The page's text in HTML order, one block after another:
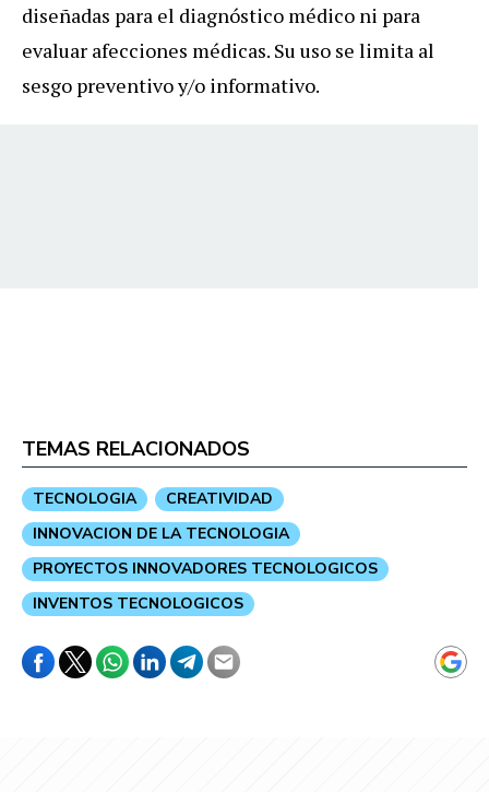
diseñadas para el diagnóstico médico ni para
evaluar afecciones médicas. Su uso se limita al
sesgo preventivo y/o informativo.
TEMAS RELACIONADOS
TECNOLOGIA
CREATIVIDAD
INNOVACION DE LA TECNOLOGIA
PROYECTOS INNOVADORES TECNOLOGICOS
INVENTOS TECNOLOGICOS